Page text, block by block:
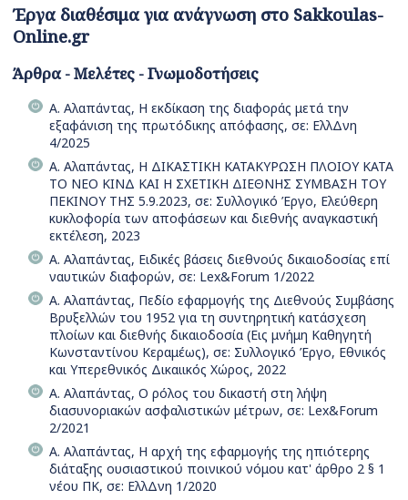
Έργα διαθέσιμα για ανάγνωση στο Sakkoulas-
Online.gr
Άρθρα - Μελέτες - Γνωμοδοτήσεις
Α. Αλαπάντας, Η εκδίκαση της διαφοράς μετά την
εξαφάνιση της πρωτόδικης απόφασης, σε: ΕλλΔνη
4/2025
Α. Αλαπάντας, Η ΔΙΚΑΣΤΙΚΗ ΚΑΤΑΚΥΡΩΣΗ ΠΛΟΙΟΥ ΚΑΤΑ
ΤΟ ΝΕΟ ΚΙΝΔ ΚΑΙ Η ΣΧΕΤΙΚΗ ΔΙΕΘΝΗΣ ΣΥΜΒΑΣΗ ΤΟΥ
ΠΕΚΙΝΟΥ ΤΗΣ 5.9.2023, σε: Συλλογικό Έργο, Ελεύθερη
κυκλοφορία των αποφάσεων και διεθνής αναγκαστική
εκτέλεση, 2023
Α. Αλαπάντας, Ειδικές βάσεις διεθνούς δικαιοδοσίας επί
ναυτικών διαφορών, σε: Lex&Forum 1/2022
Α. Αλαπάντας, Πεδίο εφαρμογής της Διεθνούς Συμβάσης
Βρυξελλών του 1952 για τη συντηρητική κατάσχεση
πλοίων και διεθνής δικαιοδοσία (Εις μνήμη Καθηγητή
Κωνσταντίνου Κεραμέως), σε: Συλλογικό Έργο, Εθνικός
και Υπερεθνικός Δικαιικός Χώρος, 2022
Α. Αλαπάντας, Ο ρόλος του δικαστή στη λήψη
διασυνοριακών ασφαλιστικών μέτρων, σε: Lex&Forum
2/2021
Α. Αλαπάντας, Η αρχή της εφαρμογής της ηπιότερης
διάταξης ουσιαστικού ποινικού νόμου κατ' άρθρο 2 § 1
νέου ΠΚ, σε: ΕλλΔνη 1/2020